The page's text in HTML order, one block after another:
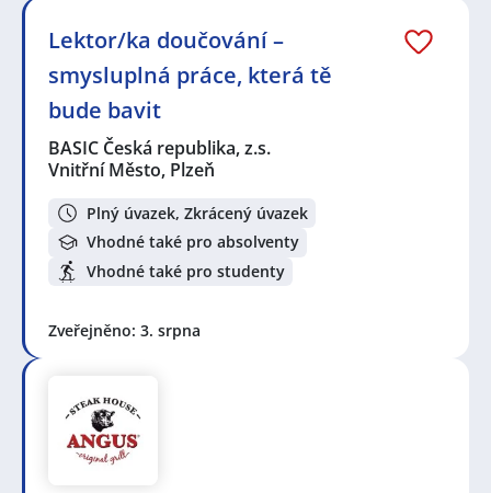
Lektor/ka doučování –
smysluplná práce, která tě
bude bavit
BASIC Česká republika, z.s.
Vnitřní Město, Plzeň
Plný úvazek, Zkrácený úvazek
Vhodné také pro absolventy
Vhodné také pro studenty
Zveřejněno: 3. srpna